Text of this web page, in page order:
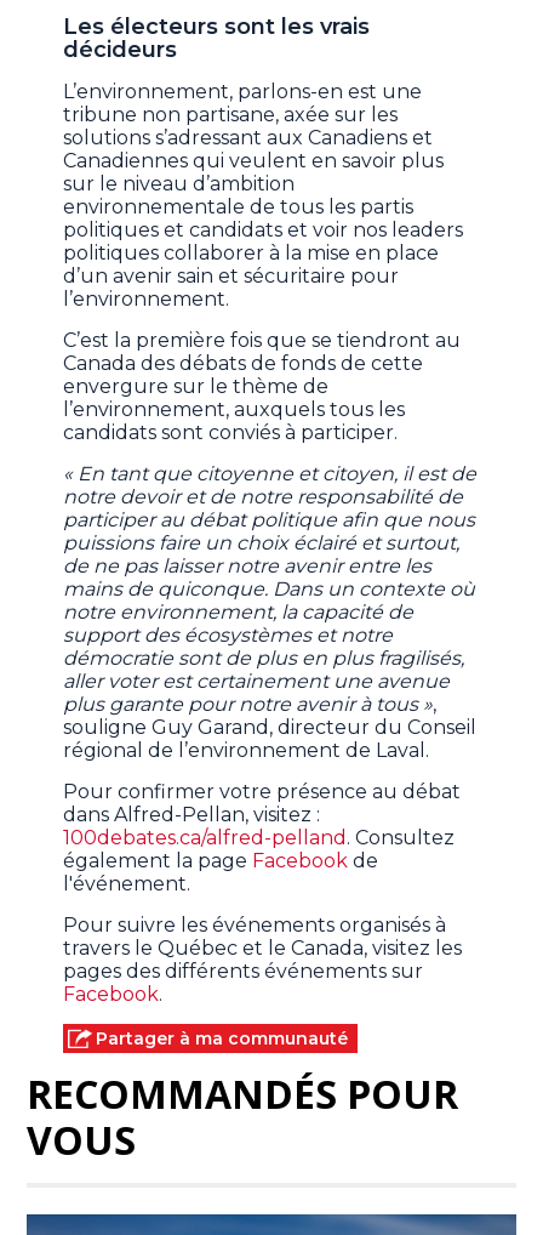
Les électeurs sont les vrais
décideurs
L’environnement, parlons-en est une
tribune non partisane, axée sur les
solutions s’adressant aux Canadiens et
Canadiennes qui veulent en savoir plus
sur le niveau d’ambition
environnementale de tous les partis
politiques et candidats et voir nos leaders
politiques collaborer à la mise en place
d’un avenir sain et sécuritaire pour
l’environnement.
C’est la première fois que se tiendront au
Canada des débats de fonds de cette
envergure sur le thème de
l’environnement, auxquels tous les
candidats sont conviés à participer.
« En tant que citoyenne et citoyen, il est de
notre devoir et de notre responsabilité de
participer au débat politique afin que nous
puissions faire un choix éclairé et surtout,
de ne pas laisser notre avenir entre les
mains de quiconque. Dans un contexte où
notre environnement, la capacité de
support des écosystèmes et notre
démocratie sont de plus en plus fragilisés,
aller voter est certainement une avenue
plus garante pour notre avenir à tous »,
souligne Guy Garand, directeur du Conseil
régional de l’environnement de Laval.
Pour confirmer votre présence au débat
dans Alfred-Pellan, visitez :
100debates.ca/alfred-pelland . Consultez
également la page Facebook de
l'événement.
Pour suivre les événements organisés à
travers le Québec et le Canada, visitez les
pages des différents événements sur
Facebook.
Partager à ma communauté
RECOMMANDÉS POUR
VOUS